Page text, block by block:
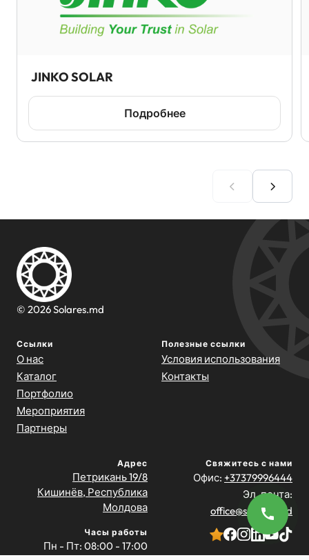
JINKO SOLAR
Подробнее
© 2026 Solares.md
Ссылки
О нас
Каталог
Портфолио
Мероприятия
Партнеры
Полезные ссылки
Условия использования
Контакты
Адрес
Петрикань 19/8
Кишинёв, Республика
Молдова
Часы работы
Пн - Пт: 08:00 - 17:00
Свяжитесь с нами
Офис: +37379996444
Эл. почта:
office@solares.md